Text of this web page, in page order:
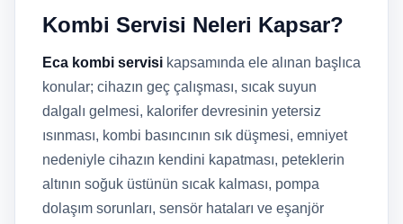
Kombi Servisi Neleri Kapsar?
Eca kombi servisi kapsamında ele alınan başlıca
konular; cihazın geç çalışması, sıcak suyun
dalgalı gelmesi, kalorifer devresinin yetersiz
ısınması, kombi basıncının sık düşmesi, emniyet
nedeniyle cihazın kendini kapatması, peteklerin
altının soğuk üstünün sıcak kalması, pompa
dolaşım sorunları, sensör hataları ve eşanjör